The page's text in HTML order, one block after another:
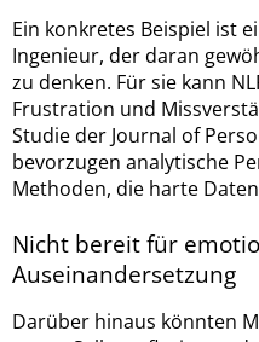
Ein konkretes Beispiel ist
Ingenieur, der daran
zu denken. Für sie kann
Frustration und
Studie der Journal of
bevorzugen analytische
Methoden, die harte
Nicht bereit für
Auseinandersetzung
Darüber hinaus könnten